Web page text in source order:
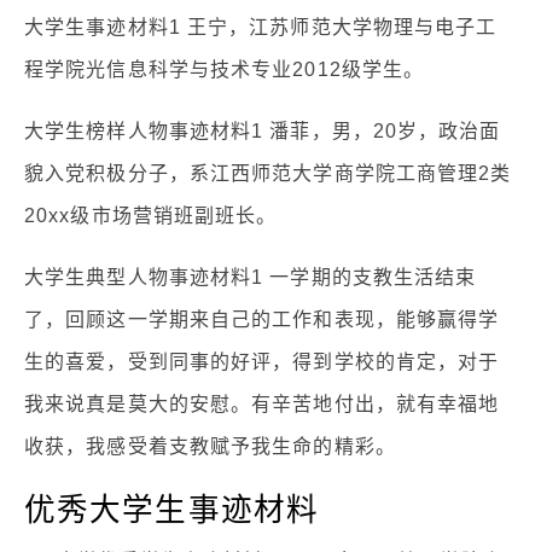
大学生事迹材料1 王宁，江苏师范大学物理与电子工
程学院光信息科学与技术专业2012级学生。
大学生榜样人物事迹材料1 潘菲，男，20岁，政治面
貌入党积极分子，系江西师范大学商学院工商管理2类
20xx级市场营销班副班长。
大学生典型人物事迹材料1 一学期的支教生活结束
了，回顾这一学期来自己的工作和表现，能够赢得学
生的喜爱，受到同事的好评，得到学校的肯定，对于
我来说真是莫大的安慰。有辛苦地付出，就有幸福地
收获，我感受着支教赋予我生命的精彩。
优秀大学生事迹材料